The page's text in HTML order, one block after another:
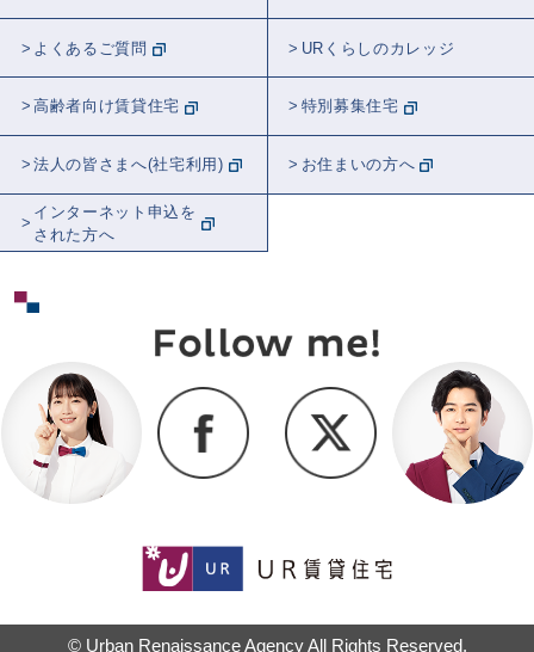
よくあるご質問 URくらしのカレッジ
高齢者向け賃貸住宅 特別募集住宅
法人の皆さまへ(社宅利用) お住まいの方へ
インターネット申込を
された方へ
© Urban Renaissance Agency All Rights Reserved.